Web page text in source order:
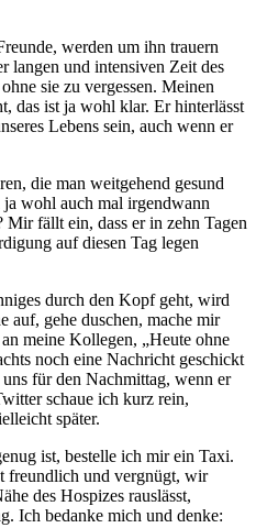
werden um ihn trauern
langen und intensiven Zeit des
sie zu vergessen. Meinen
das ist ja wohl klar. Er hinterlässt
Lebens sein, auch wenn er
die man weitgehend gesund
wohl auch mal irgendwann
fällt ein, dass er in zehn Tagen
auf diesen Tag legen
durch den Kopf geht, wird
auf, gehe duschen, mache mir
meine Kollegen, „Heute ohne
noch eine Nachricht geschickt
für den Nachmittag, wenn er
schaue ich kurz rein,
später.
ist, bestelle ich mir ein Taxi.
freundlich und vergnügt, wir
des Hospizes rauslässt,
Ich bedanke mich und denke: